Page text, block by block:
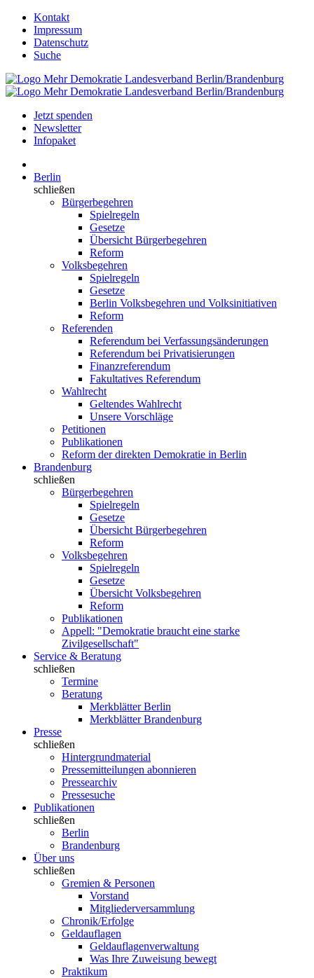
Kontakt
Impressum
Datenschutz
Suche
Jetzt spenden
Newsletter
Infopaket
Berlin
schließen
Bürgerbegehren
Spielregeln
Gesetze
Übersicht Bürgerbegehren
Reform
Volksbegehren
Spielregeln
Gesetze
Berlin Volksbegehren und Volksinitiativen
Reform
Referenden
Referendum bei Verfassungsänderungen
Referendum bei Privatisierungen
Finanzreferendum
Fakultatives Referendum
Wahlrecht
Geltendes Wahlrecht
Unsere Vorschläge
Petitionen
Publikationen
Reform der direkten Demokratie in Berlin
Brandenburg
schließen
Bürgerbegehren
Spielregeln
Gesetze
Übersicht Bürgerbegehren
Reform
Volksbegehren
Spielregeln
Gesetze
Übersicht Volksbegehren
Reform
Publikationen
Appell: "Demokratie braucht eine starke
Zivilgesellschaft"
Service & Beratung
schließen
Termine
Beratung
Merkblätter Berlin
Merkblätter Brandenburg
Presse
schließen
Hintergrundmaterial
Pressemitteilungen abonnieren
Pressearchiv
Pressesuche
Publikationen
schließen
Berlin
Brandenburg
Über uns
schließen
Gremien & Personen
Vorstand
Mitgliederversammlung
Chronik/Erfolge
Geldauflagen
Geldauflagenverwaltung
Was Ihre Zuweisung bewegt
Praktikum